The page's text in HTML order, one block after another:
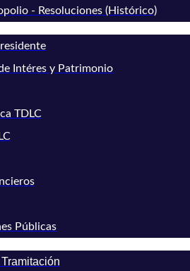
- Resoluciones (Histórico)
Intéres y Patrimonio
TDLC
Públicas